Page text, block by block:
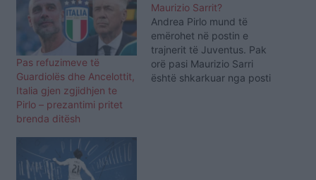
Pas refuzimeve të
Guardiolës dhe Ancelottit,
Italia gjen zgjidhjen te
Pirlo – prezantimi pritet
brenda ditësh
Maurizio Sarrit?
Andrea Pirlo mund të
emërohet në postin e
trajnerit të Juventus. Pak
orë pasi Maurizio Sarri
është shkarkuar nga posti